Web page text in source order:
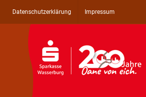
Datenschutzerklärung Impressum